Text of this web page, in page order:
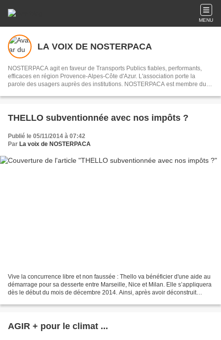
MENU
LA VOIX DE NOSTERPACA
NOSTERPACA agit en faveur de Transports Publics fiables, performants,
efficaces en région Provence-Alpes-Côte d'Azur. L'association porte la
parole des usagers auprès des institutions. NOSTERPACA est membre du
THELLO subventionnée avec nos impôts ?
Publié le 05/11/2014 à 07:42
Par La voix de NOSTERPACA
Vive la concurrence libre et non faussée : Thello va bénéficier d'une aide au
démarrage pour sa desserte entre Marseille, Nice et Milan. Elle s’appliquera
dès le début du mois de décembre 2014. Ainsi, après avoir déconstruit
AGIR + pour le climat ...